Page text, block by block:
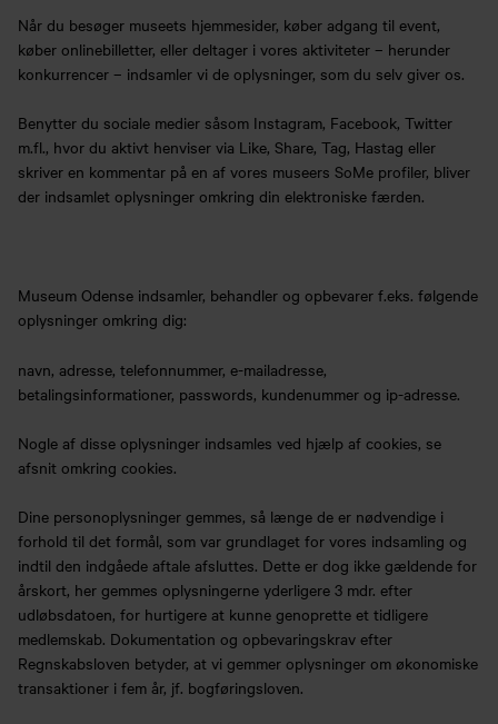
Når du besøger museets hjemmesider, køber adgang til event,
køber onlinebilletter, eller deltager i vores aktiviteter – herunder
konkurrencer – indsamler vi de oplysninger, som du selv giver os.
Benytter du sociale medier såsom Instagram, Facebook, Twitter
m.fl., hvor du aktivt henviser via Like, Share, Tag, Hastag eller
skriver en kommentar på en af vores museers SoMe profiler, bliver
der indsamlet oplysninger omkring din elektroniske færden.
Museum Odense indsamler, behandler og opbevarer f.eks. følgende
oplysninger omkring dig:
navn, adresse, telefonnummer, e-mailadresse,
betalingsinformationer, passwords, kundenummer og ip-adresse.
Nogle af disse oplysninger indsamles ved hjælp af cookies, se
afsnit omkring cookies.
Dine personoplysninger gemmes, så længe de er nødvendige i
forhold til det formål, som var grundlaget for vores indsamling og
indtil den indgåede aftale afsluttes. Dette er dog ikke gældende for
årskort, her gemmes oplysningerne yderligere 3 mdr. efter
udløbsdatoen, for hurtigere at kunne genoprette et tidligere
medlemskab. Dokumentation og opbevaringskrav efter
Regnskabsloven betyder, at vi gemmer oplysninger om økonomiske
transaktioner i fem år, jf. bogføringsloven.